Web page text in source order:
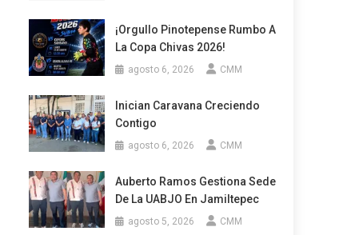
¡Orgullo Pinotepense Rumbo A
La Copa Chivas 2026!
agosto 6, 2026 CMM
Inician Caravana Creciendo
Contigo
agosto 6, 2026 CMM
Auberto Ramos Gestiona Sede
De La UABJO En Jamiltepec
agosto 5, 2026 CMM